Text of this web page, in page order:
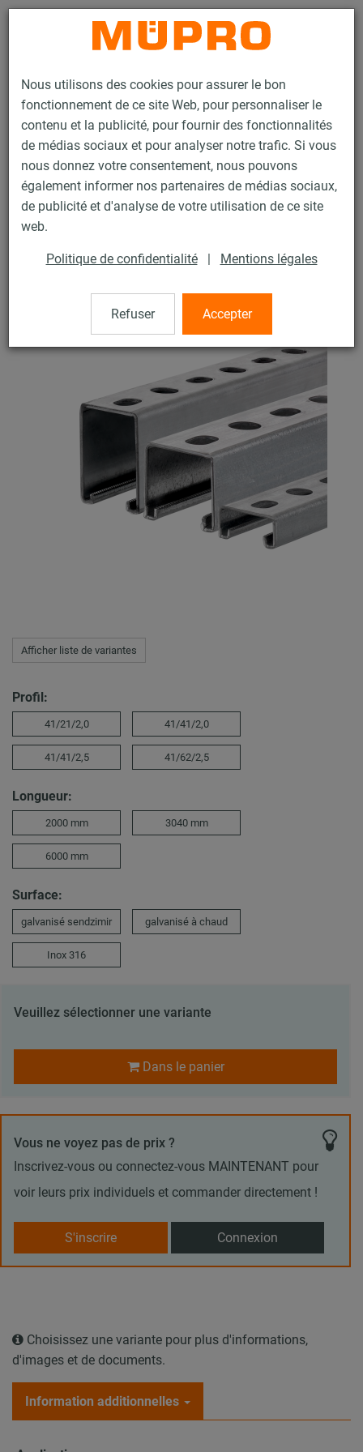
Nous utilisons des cookies pour assurer le bon
fonctionnement de ce site Web, pour personnaliser le
contenu et la publicité, pour fournir des fonctionnalités
de médias sociaux et pour analyser notre trafic. Si vous
nous donnez votre consentement, nous pouvons
également informer nos partenaires de médias sociaux,
de publicité et d'analyse de votre utilisation de ce site
web.
Politique de confidentialité | Mentions légales
Refuser Accepter
Contact
Produits Technique de fixation
Rails d'installation
Rail d’installation MPR
Rail d’installation MPR
Afficher liste de variantes
Profil:
41/21/2,0 41/41/2,0
41/41/2,5 41/62/2,5
Longueur:
2000 mm 3040 mm
6000 mm
Surface:
galvanisé sendzimir galvanisé à chaud
Inox 316
Veuillez sélectionner une variante
Dans le panier
Vous ne voyez pas de prix ?
Inscrivez-vous ou connectez-vous MAINTENANT pour
voir leurs prix individuels et commander directement !
S'inscrire Connexion
Choisissez une variante pour plus d'informations,
d'images et de documents.
Information additionnelles